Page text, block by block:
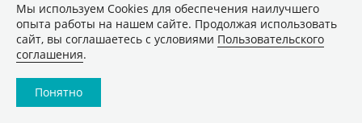
Мы используем Сookies для обеспечения наилучшего
опыта работы на нашем сайте. Продолжая использовать
сайт, вы соглашаетесь с условиями Пользовательского
соглашения.
Понятно